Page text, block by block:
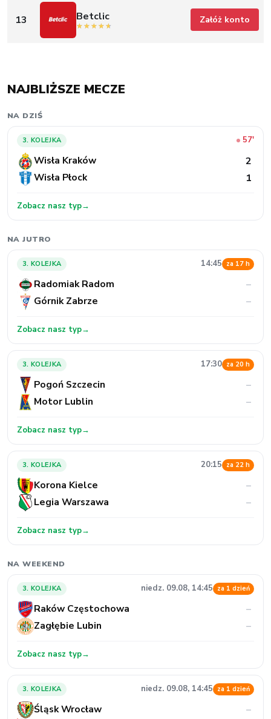
13 Betclic Załóż konto
NAJBLIŻSZE MECZE
NA DZIŚ
3. KOLEJKA 57'
Wisła Kraków
2
Wisła Płock
1
Zobacz nasz typ→
NA JUTRO
3. KOLEJKA 14:45 za 17 h
Radomiak Radom
–
Górnik Zabrze
–
Zobacz nasz typ→
3. KOLEJKA 17:30 za 20 h
Pogoń Szczecin
–
Motor Lublin
–
Zobacz nasz typ→
3. KOLEJKA 20:15 za 22 h
Korona Kielce
–
Legia Warszawa
–
Zobacz nasz typ→
NA WEEKEND
3. KOLEJKA niedz. 09.08, 14:45 za 1 dzień
Raków Częstochowa
–
Zagłębie Lubin
–
Zobacz nasz typ→
3. KOLEJKA niedz. 09.08, 14:45 za 1 dzień
Śląsk Wrocław
–